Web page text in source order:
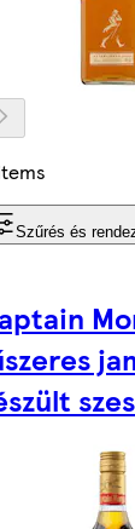
Szűrés és